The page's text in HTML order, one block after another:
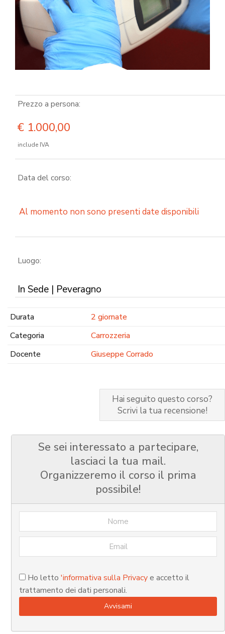
Prezzo a persona:
€ 1.000,00
include IVA
Data del corso:
Al momento non sono presenti date disponibili
Luogo:
In Sede | Peveragno
Durata
2 giornate
Categoria
Carrozzeria
Docente
Giuseppe Corrado
Hai seguito questo corso?
Scrivi la tua recensione!
Se sei interessato a partecipare,
lasciaci la tua mail.
Organizzeremo il corso il prima
possibile!
Ho letto 'informativa sulla Privacye accetto il
trattamento dei dati personali.